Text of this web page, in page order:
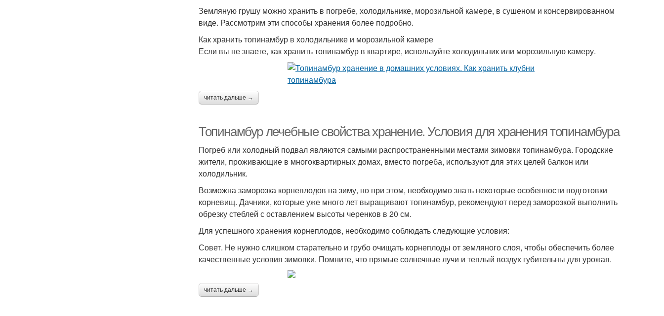
Земляную грушу можно хранить в погребе, холодильнике, морозильной камере, в сушеном и консервированном
виде. Рассмотрим эти способы хранения более подробно.
Как хранить топинамбур в холодильнике и морозильной камере
Если вы не знаете, как хранить топинамбур в квартире, используйте холодильник или морозильную камеру.
читать дальше →
Топинамбур лечебные свойства хранение. Условия для хранения топинамбура
Погреб или холодный подвал являются самыми распространенными местами зимовки топинамбура. Городские
жители, проживающие в многоквартирных домах, вместо погреба, используют для этих целей балкон или
холодильник.
Возможна заморозка корнеплодов на зиму, но при этом, необходимо знать некоторые особенности подготовки
корневищ. Дачники, которые уже много лет выращивают топинамбур, рекомендуют перед заморозкой выполнить
обрезку стеблей с оставлением высоты черенков в 20 см.
Для успешного хранения корнеплодов, необходимо соблюдать следующие условия:
Совет. Не нужно слишком старательно и грубо очищать корнеплоды от земляного слоя, чтобы обеспечить более
качественные условия зимовки. Помните, что прямые солнечные лучи и теплый воздух губительны для урожая.
читать дальше →